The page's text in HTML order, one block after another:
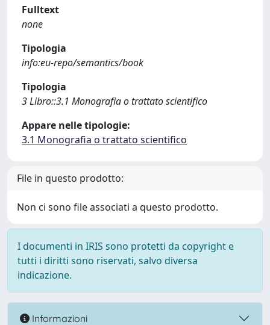
Fulltext
none
Tipologia
info:eu-repo/semantics/book
Tipologia
3 Libro::3.1 Monografia o trattato scientifico
Appare nelle tipologie:
3.1 Monografia o trattato scientifico
File in questo prodotto:
Non ci sono file associati a questo prodotto.
I documenti in IRIS sono protetti da copyright e
tutti i diritti sono riservati, salvo diversa
indicazione.
Informazioni